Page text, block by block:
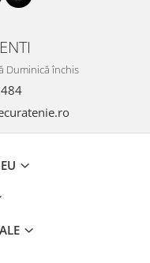
Duminică închis